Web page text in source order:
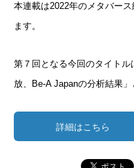
本連載は2022年のメタバー
ます。
第７回となる今回のタイト
放、Be-A Japanの分析結果」
詳細はこちら